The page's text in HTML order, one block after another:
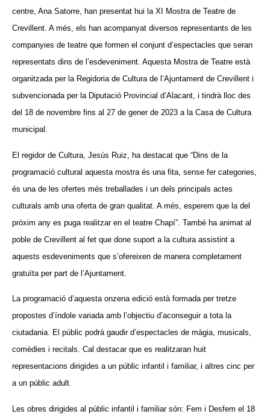
centre, Ana Satorre, han presentat hui la XI Mostra de Teatre de
Crevillent. A més, els han acompanyat diversos representants de les
companyies de teatre que formen el conjunt d’espectacles que seran
representats dins de l’esdeveniment. Aquesta Mostra de Teatre està
organitzada per la Regidoria de Cultura de l’Ajuntament de Crevillent i
subvencionada per la Diputació Provincial d’Alacant, i tindrà lloc des
del 18 de novembre fins al 27 de gener de 2023 a la Casa de Cultura
municipal.
El regidor de Cultura, Jesús Ruiz, ha destacat que “Dins de la
programació cultural aquesta mostra és una fita, sense fer categories,
és una de les ofertes més treballades i un dels principals actes
culturals amb una oferta de gran qualitat. A més, esperem que la del
pròxim any es puga realitzar en el teatre Chapí”. També ha animat al
poble de Crevillent al fet que done suport a la cultura assistint a
aquests esdeveniments que s’ofereixen de manera completament
gratuïta per part de l’Ajuntament.
La programació d’aquesta onzena edició està formada per tretze
propostes d’índole variada amb l’objectiu d’aconseguir a tota la
ciutadania. El públic podrà gaudir d’espectacles de màgia, musicals,
comèdies i recitals. Cal destacar que es realitzaran huit
representacions dirigides a un públic infantil i familiar, i altres cinc per
a un públic adult.
Les obres dirigides al públic infantil i familiar són: Fem i Desfem el 18